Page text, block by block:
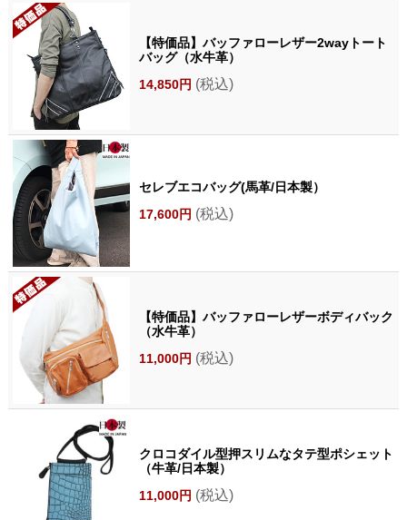
【特価品】バッファローレザー2wayトート
バッグ（水牛革）
14,850円 (税込)
セレブエコバッグ(馬革/日本製）
17,600円 (税込)
【特価品】バッファローレザーボディバック
（水牛革）
11,000円 (税込)
クロコダイル型押スリムなタテ型ポシェット
（牛革/日本製）
11,000円 (税込)